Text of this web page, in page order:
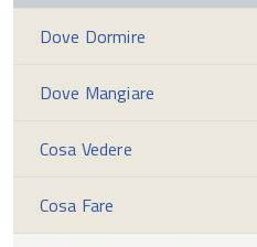
Dove Dormire
Dove Mangiare
Cosa Vedere
Cosa Fare